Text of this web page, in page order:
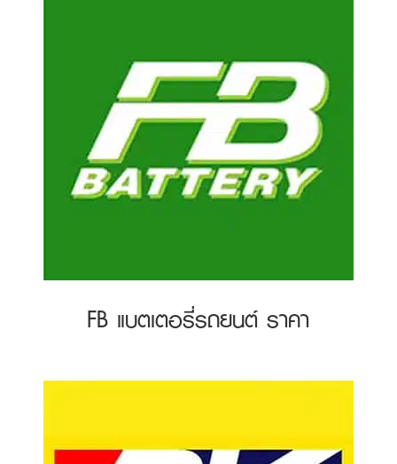
FB แบตเตอรี่รถยนต์ ราคา